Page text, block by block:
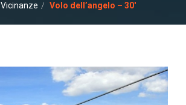
Vicinanze Volo dell’angelo – 30′